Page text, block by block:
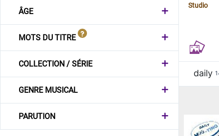
ÂGE
MOTS DU TITRE
COLLECTION / SÉRIE
GENRE MUSICAL
PARUTION
Studio
daily